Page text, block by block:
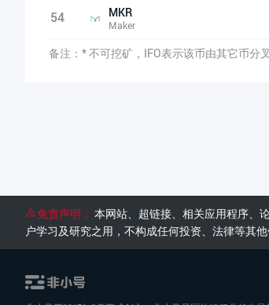
54 MKR
Maker
备注：* 不可挖矿，IFO表示该币由其它币分叉
免责声明： 本网站、超链接、相关应用程序、
户学习及研究之用，不构成任何投资、法律等其